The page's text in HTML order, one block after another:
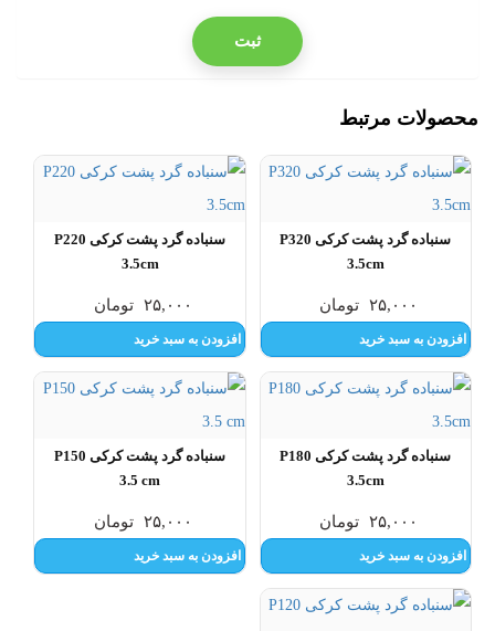
محصولات مرتبط
سنباده گرد پشت کرکی P320
3.5cm
تومان ۲۵,۰۰۰
افزودن به سبد خرید
سنباده گرد پشت کرکی P220
3.5cm
تومان ۲۵,۰۰۰
افزودن به سبد خرید
سنباده گرد پشت کرکی P180
3.5cm
تومان ۲۵,۰۰۰
افزودن به سبد خرید
سنباده گرد پشت کرکی P150
3.5 cm
تومان ۲۵,۰۰۰
افزودن به سبد خرید